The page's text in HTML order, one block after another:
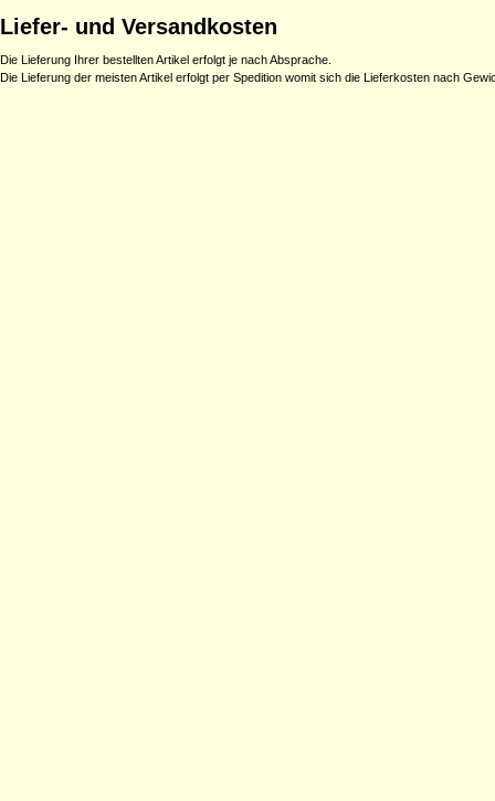
Liefer- und Versandkosten
Die Lieferung Ihrer bestellten Artikel erfolgt je nach Absprache.
Die Lieferung der meisten Artikel erfolgt per Spedition womit sich die Lieferkosten nach